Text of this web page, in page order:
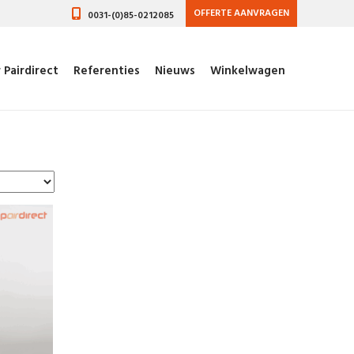
0031-(0)85-0212085 OFFERTE AANVRAGEN
Pairdirect Referenties Nieuws Winkelwagen